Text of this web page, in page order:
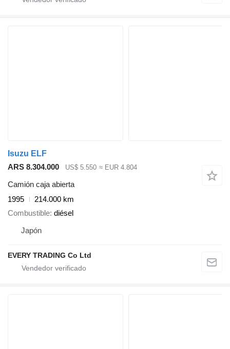
Isuzu ELF
ARS 8.304.000
US$ 5.550 ≈ EUR 4.804
Camión caja abierta
1995
214.000 km
Combustible diésel
Japón
EVERY TRADING Co Ltd